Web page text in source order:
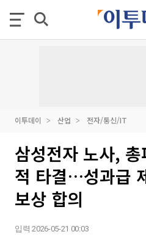
이투데이 산업 전자/통신/IT
삼성전자 노사,
적 타결…성과급
보상 합의
입력 2026-05-21 00:03